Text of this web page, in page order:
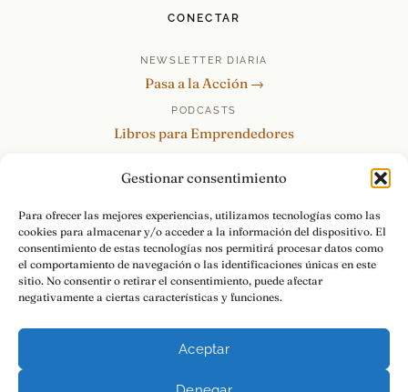
Gestionar consentimiento
Para ofrecer las mejores experiencias, utilizamos tecnologías como las
cookies para almacenar y/o acceder a la información del dispositivo. El
consentimiento de estas tecnologías nos permitirá procesar datos como
el comportamiento de navegación o las identificaciones únicas en este
sitio. No consentir o retirar el consentimiento, puede afectar
negativamente a ciertas características y funciones.
Aceptar
CONECTAR
NEWSLETTER DIARIA
Pasa a la Acción →
PODCASTS
Libros para Emprendedores
re:Invéntate / PowerSkills
MENTOR360
HABLAMOS
Contacto y consultas →